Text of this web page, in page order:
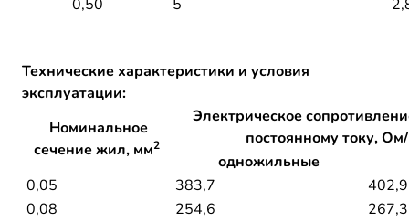
0,50 5
Технические характеристики и условия
эксплуатации:
Номинальное
сечение жил, мм2
Электрическое
постоянному току,
одножильные
0,05
383,7
402,9
0,08
254,6
267,3